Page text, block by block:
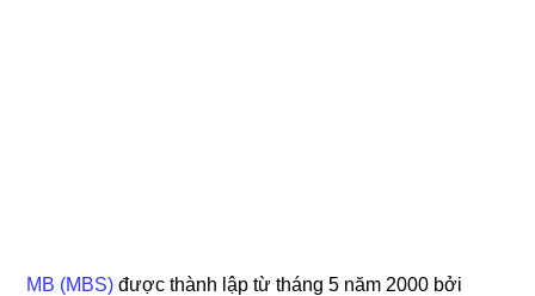
MB (MBS) được thành lập từ tháng 5 năm 2000 bởi